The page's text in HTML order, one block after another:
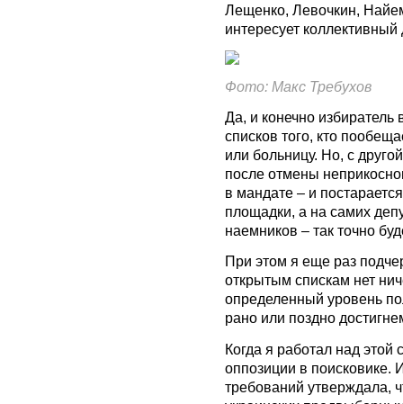
Лещенко, Левочкин,
интересует
Фото: Макс Требухов
Да, и конечно избиратель
списков того, кто
или больницу. Но, с
после отмены
в мандате – и
площадки, а на самих
наемников – так точно
При этом я еще раз
открытым спискам нет
определенный уровень
рано или поздно
Когда я работал над этой
оппозиции в поисковике.
требований утверждала,